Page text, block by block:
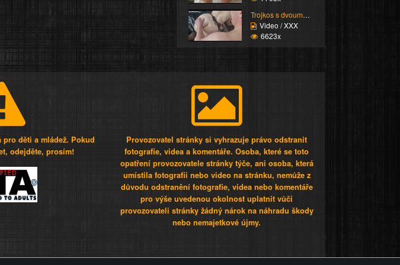
Trojkos s dvouma kurva...
Video / XXX
6623x
děti a mládež. Pokud
odejděte, prosím!
Provozovatel stránky si vyhrazuje právo odstranit
fotografie, videa a komentáře. Osoba, které se toto
opatření provozovatele stránky týče, ani osoba, která
umístila fotografii nebo video na stránku, nemůže z
důvodu odstranění fotografie, videa nebo komentáře
pro výše uvedenou okolnost uplatnit vůči
provozovateli stránky žádný nárok na náhradu škody
nebo nemajetkové újmy.